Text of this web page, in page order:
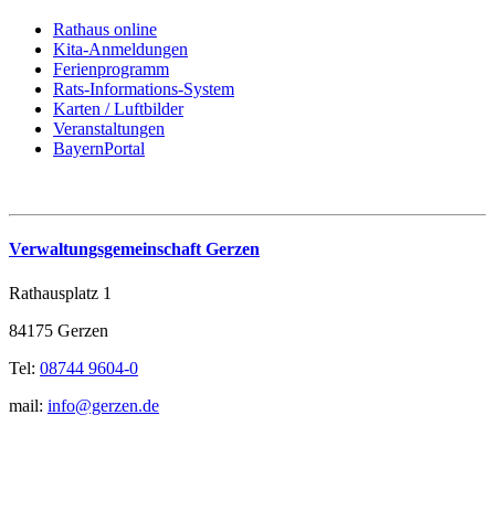
Rathaus online
Kita-Anmeldungen
Ferienprogramm
Rats-Informations-System
Karten / Luftbilder
Veranstaltungen
BayernPortal
Verwaltungsgemeinschaft Gerzen
Rathausplatz 1
84175 Gerzen
Tel: 08744 9604-0
mail: info@gerzen.de